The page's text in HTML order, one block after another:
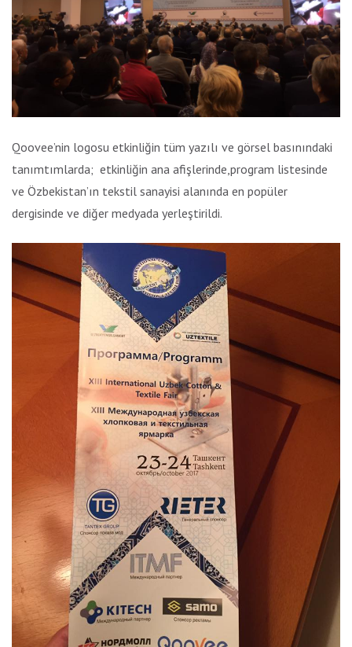
Qoovee’nin logosu etkinliğin tüm yazılı ve görsel basınındaki
tanımtımlarda; etkinliğin ana afişlerinde,program listesinde
ve Özbekistan’ın tekstil sanayisi alanında en popüler
dergisinde ve diğer medyada yerleştirildi.